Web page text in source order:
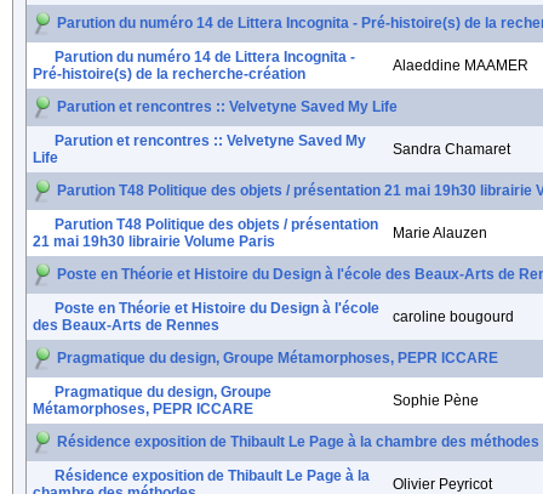
Parution du numéro 14 de Littera Incognita - Pré-histoire(s) de la
Parution du numéro 14 de Littera Incognita -
Pré-histoire(s) de la recherche-création
Alaeddine MAAMER
Parution et rencontres :: Velvetyne Saved My Life
Parution et rencontres :: Velvetyne Saved My
Life
Sandra Chamaret
Parution T48 Politique des objets / présentation 21 mai 19h30 librairie
Parution T48 Politique des objets / présentation
21 mai 19h30 librairie Volume Paris
Marie Alauzen
Poste en Théorie et Histoire du Design à l'école des Beaux-Arts de
Poste en Théorie et Histoire du Design à l'école
des Beaux-Arts de Rennes
caroline bougourd
Pragmatique du design, Groupe Métamorphoses, PEPR ICCARE
Pragmatique du design, Groupe
Métamorphoses, PEPR ICCARE
Sophie Pène
Résidence exposition de Thibault Le Page à la chambre des méthodes
Résidence exposition de Thibault Le Page à la
Olivier Peyricot